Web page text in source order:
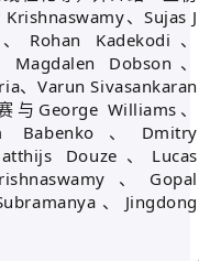
、Sujas J
Rohan Kadekodi、
Dobson、
、Varun Sivasankaran
George Williams、
Babenko、Dmitry
Douze、Lucas
、Gopal
、Jingdong